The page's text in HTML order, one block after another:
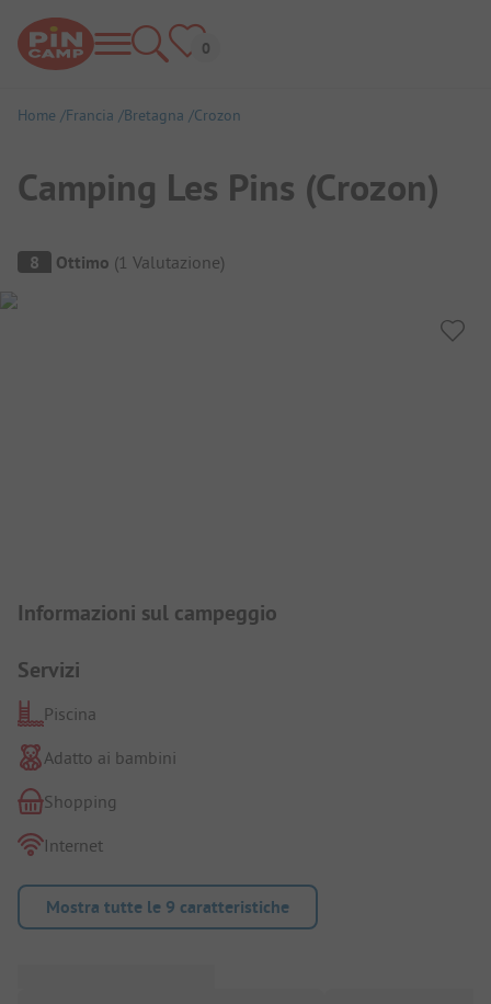
Home Francia Bretagna Crozon
Camping Les Pins (Crozon)
Panoramica del campeggio
8 Ottimo (1 Valutazione)
Informazioni sul campeggio
Servizi
Piscina
Adatto ai bambini
Shopping
Internet
Mostra tutte le 9 caratteristiche